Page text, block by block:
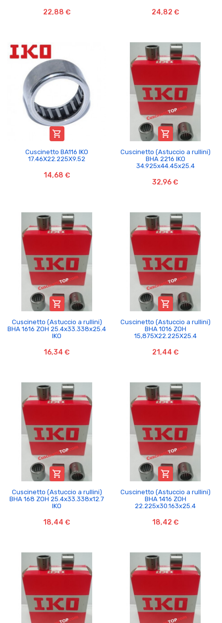
22,88 € 24,82 €

Cuscinetto BA116 IKO
17.46X22.225X9.52
14,68 €

Cuscinetto (Astuccio a rullini)
BHA 2216 IKO
34.925x44.45x25.4
32,96 €

Cuscinetto (Astuccio a rullini)
BHA 1616 ZOH 25.4x33.338x25.4
IKO
16,34 €

Cuscinetto (Astuccio a rullini)
BHA 1016 ZOH
15,875X22.225X25.4
21,44 €

Cuscinetto (Astuccio a rullini)
BHA 168 ZOH 25.4x33.338x12.7
IKO
18,44 €

Cuscinetto (Astuccio a rullini)
BHA 1416 ZOH
22.225x30.163x25.4
18,42 €